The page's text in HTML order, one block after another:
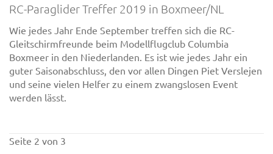
RC-Paraglider Treffer 2019 in Boxmeer/NL
Wie jedes Jahr Ende September treffen sich die RC-
Gleitschirmfreunde beim Modellflugclub Columbia
Boxmeer in den Niederlanden. Es ist wie jedes Jahr ein
guter Saisonabschluss, den vor allen Dingen Piet Verslejen
und seine vielen Helfer zu einem zwangslosen Event
werden lässt.
Seite 2 von 3